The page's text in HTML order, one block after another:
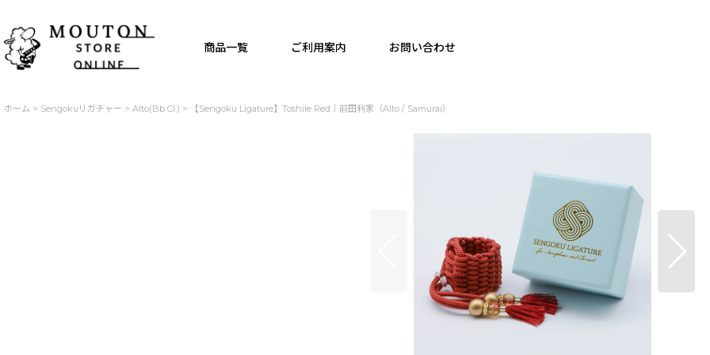
商品一覧 ご利用案内 お問い合わせ
ホーム > Sengokuリガチャー > Alto(Bb Cl.) > 【Sengoku Ligature】Toshiie Red｜前田利家（Alto / Samurai）